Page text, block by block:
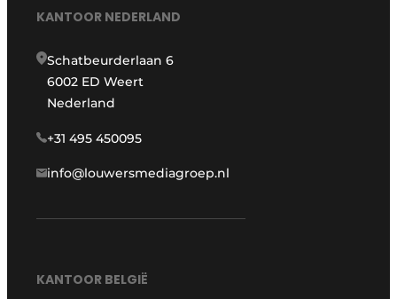
KANTOOR NEDERLAND
Schatbeurderlaan 6
6002 ED Weert
Nederland
+31 495 450095
info@louwersmediagroep.nl
KANTOOR BELGIË